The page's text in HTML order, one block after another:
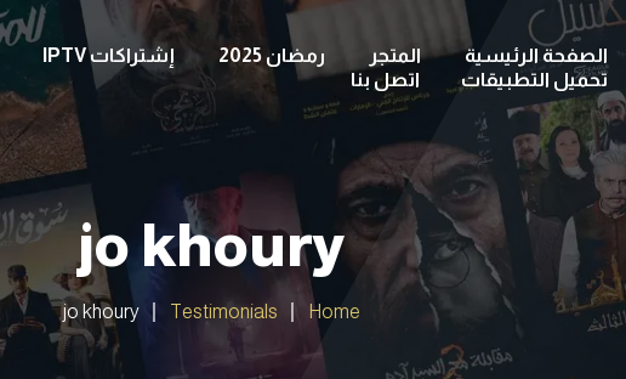
الصفحة الرئيسية المتجر رمضان 2025 إشتراكات IPTV
تحميل التطبيقات
اتصل بنا
jo khoury
Home
Testimonials
jo khoury